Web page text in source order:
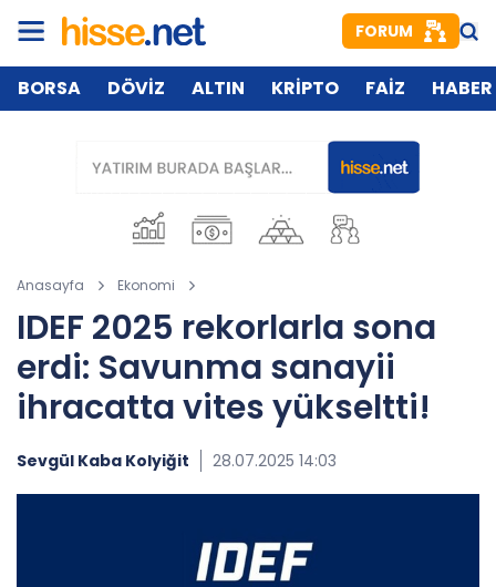
FORUM
BORSA DÖVİZ ALTIN KRİPTO FAİZ HABER
Anasayfa Ekonomi
IDEF 2025 rekorlarla sona
erdi: Savunma sanayii
ihracatta vites yükseltti!
Sevgül Kaba Kolyiğit 28.07.2025 14:03